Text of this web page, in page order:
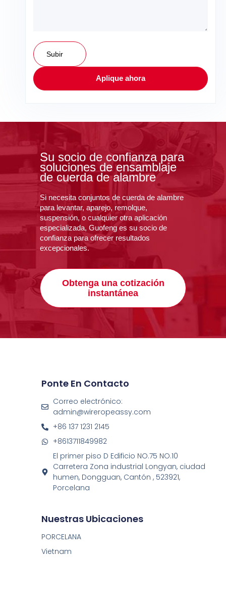
Subir
Aplique ahora
Su socio de confianza para
soluciones de ensamblaje
de cuerda de alambre
Si necesita conjuntos de cuerda de alambre
para levantar, aparejo, remolque,
suspensión, o cualquier otra aplicación
especializada, Guofeng es su socio de
confianza para ofrecer resultados
excepcionales.
Obtenga una cotización
instantánea
Ponte En Contacto
Correo electrónico:
admin@wireropeassy.com
+86 137 1231 2145
+8613711849982
El primer piso D Edificio NO.75 NO.10
Carretera Zona industrial Longyan, ciudad
humen, Dongguan, Cantón , 523921,
Porcelana
Nuestras Ubicaciones
PORCELANA
Vietnam